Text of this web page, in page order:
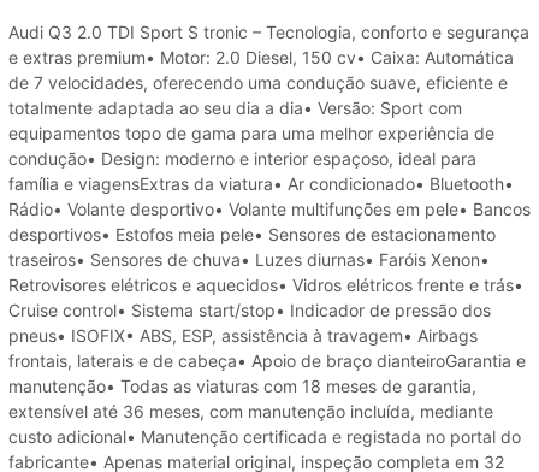
Audi Q3 2.0 TDI Sport S tronic – Tecnologia, conforto e segurança
e extras premium• Motor: 2.0 Diesel, 150 cv• Caixa: Automática
de 7 velocidades, oferecendo uma condução suave, eficiente e
totalmente adaptada ao seu dia a dia• Versão: Sport com
equipamentos topo de gama para uma melhor experiência de
condução• Design: moderno e interior espaçoso, ideal para
família e viagensExtras da viatura• Ar condicionado• Bluetooth•
Rádio• Volante desportivo• Volante multifunções em pele• Bancos
desportivos• Estofos meia pele• Sensores de estacionamento
traseiros• Sensores de chuva• Luzes diurnas• Faróis Xenon•
Retrovisores elétricos e aquecidos• Vidros elétricos frente e trás•
Cruise control• Sistema start/stop• Indicador de pressão dos
pneus• ISOFIX• ABS, ESP, assistência à travagem• Airbags
frontais, laterais e de cabeça• Apoio de braço dianteiroGarantia e
manutenção• Todas as viaturas com 18 meses de garantia,
extensível até 36 meses, com manutenção incluída, mediante
custo adicional• Manutenção certificada e registada no portal do
fabricante• Apenas material original, inspeção completa em 32